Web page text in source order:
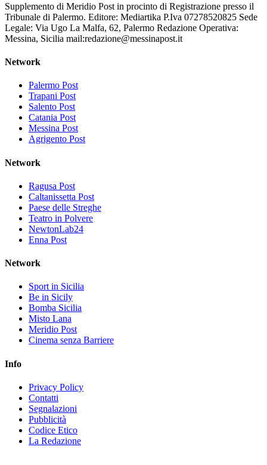
Supplemento di Meridio Post in procinto di Registrazione presso il
Tribunale di Palermo. Editore: Mediartika P.Iva 07278520825 Sede
Legale: Via Ugo La Malfa, 62, Palermo Redazione Operativa:
Messina, Sicilia mail:redazione@messinapost.it
Network
Palermo Post
Trapani Post
Salento Post
Catania Post
Messina Post
Agrigento Post
Network
Ragusa Post
Caltanissetta Post
Paese delle Streghe
Teatro in Polvere
NewtonLab24
Enna Post
Network
Sport in Sicilia
Be in Sicily
Bomba Sicilia
Misto Lana
Meridio Post
Cinema senza Barriere
Info
Privacy Policy
Contatti
Segnalazioni
Pubblicità
Codice Etico
La Redazione